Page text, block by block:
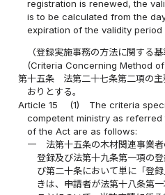
registration is renewed, the
is to be calculated from the
expiration of the validity
（登録実施事務の方法に関する基
(Criteria Concerning Method
第十五条
法第二十七条第二項の
おりとする。
Article 15
(1)
The criteria
competent ministry as
of the Act are as follows:
一
法第十五条の木材関連事業
登録及び法第十九条第一項の
び第二十条において単に「登
きは、申請者が法第十八条第